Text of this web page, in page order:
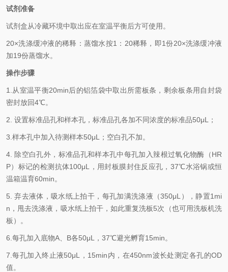
试剂准备
试剂盒从冷藏环境中取出应在室温平衡后方可使用。
20×洗涤缓冲液的稀释：蒸馏水按1 ： 20稀释，即1份20×洗涤缓冲液
加19份蒸馏水。
操作步骤
1. 从室温平衡20min后的铝箔袋中取出所需板条，剩余板条用自封袋
密封放回4℃。
2. 设置标准品孔和样本孔，标准品孔各加不同浓度的标准品50μL ；
3. 样本孔中加 入待测样本50μL ；空白孔不加。
4. 除空白孔外，标准品孔和样本孔中每孔加入辣根过氧化物酶（HR
P）标记的检测抗体100μL ，用封板膜封住反应孔， 37℃水浴锅或恒
温箱温育60min。
5. 弃去液体，吸水纸上拍干，每孔加满洗涤液 （350μL ） ，静置1mi
n ，甩去洗涤液，吸水纸上拍干，如此重复洗板5次（也可用洗板机洗
板）。
6. 每孔加入底物A B各50μL ， 37℃避光孵育15min。
7. 每孔加入终止液50μL ， 15min内，在450nm波长处测定各孔的OD
值。